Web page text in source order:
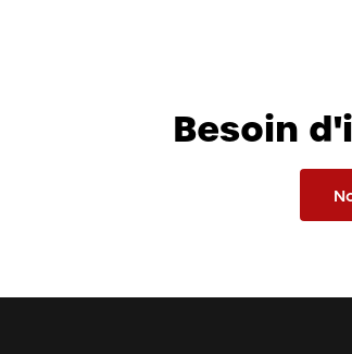
Besoin